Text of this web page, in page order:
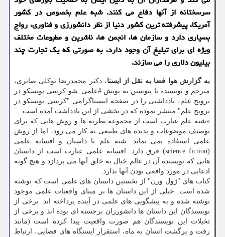
سرسختانه از آنها دفاع می كنند. شبه علم بخصوص در كشور
آمریكا، پیشرفته ترین كشور دنیا از نظر دانشورزی و فناوری، رواج
بسیاری دارد و سازمان ها، انجمن ها، ناشرین و مطبوعات مختلف
ویژه ای برای تبلیغ آن وجود دارد، به صورتی كه یك تجارت چند
بیلیون دلاری را می سازند.
به گزارش هوا فضا به نقل از ایسنا، دكتر محمدرضا توكلی صابری،
مترجم و نویسنده با پیوستن به پویش #علمی_شو كرسی یونسكو در
ترویج علم، یادداشتی را در صفحه اینستاگرامی "كرسی یونسكو در
ترویج علم" منتشر نموده كه در بخشی از این یادداشت آمده است:
«شبه علم عبارت است از مجموعه نظریه ها و روش هایی كه برای
توصیف موضوعات و پدیده های طبیعی به كار می رود، اما از روش
علمی استفاده نمی نماید. شبه علم با داستان و افسانه علمی
(science fiction) فرق دارد. افسانه علمی عبارت است از داستان
هایی كه نویسنده آن در عالم خیال به خلق آنها می پردازد و هیچ گونه
ادعایی در مورد واقعی بودن آنها ندارد.
كتاب های "ژول ورن" از نخستین داستان های علمی است كه نوشته
شده است. خیلی از این داستان ها بر مبنای واقعیات علمی موجود
نوشته شده و به پیشگویی های علمی در آینده پرداخته اند. برخی از
نویسندگان این داستان ها دانشورزان برجسته ای بوده اند و برخی از
تخیلات این نویسندگان هم صورت واقعیت پیدا كرده است (مانند
رفت و برگشت انسان به ماه، استقرار ایستگاه های فضایی، ارتباط